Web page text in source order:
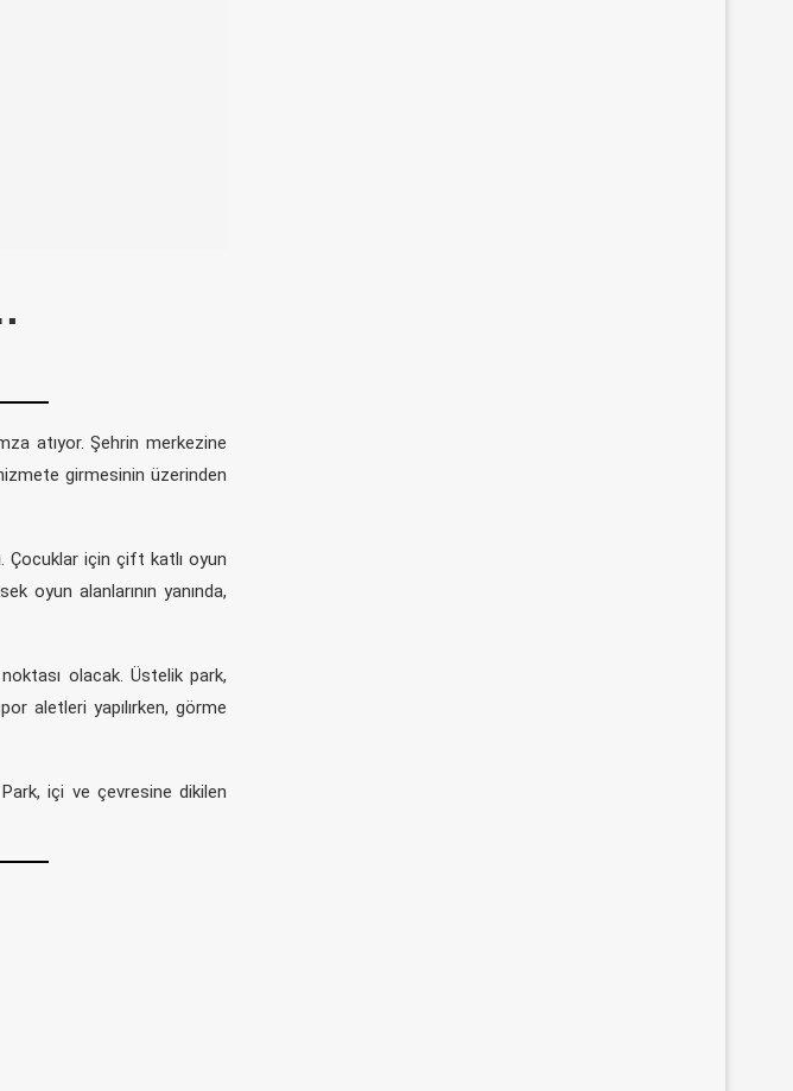
atıyor. Şehrin merkezine
hizmete girmesinin üzerinden
Çocuklar için çift katlı oyun
oyun alanlarının yanında,
olacak. Üstelik park,
aletleri yapılırken, görme
Park, içi ve çevresine dikilen